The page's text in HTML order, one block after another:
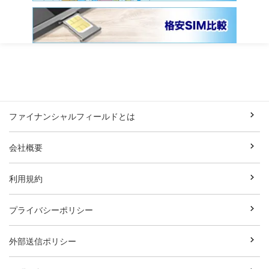
ファイナンシャルフィールドとは
会社概要
利用規約
プライバシーポリシー
外部送信ポリシー